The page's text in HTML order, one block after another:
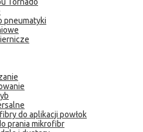
pneumatyki
do aplikacji powłok
prania mikrofibr